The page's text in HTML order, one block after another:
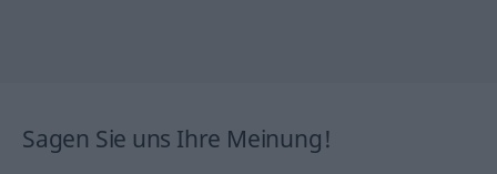
Sagen Sie uns Ihre Meinung!